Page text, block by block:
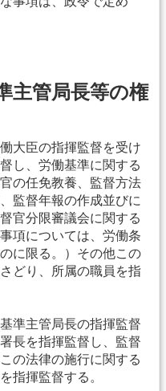
主管局長等の権
大臣の指揮監督を受け
し、労働基準に関する
の任免教養、監督方法
監督年報の作成並びに
官分限審議会に関する
項については、労働条
に限る。）その他この
どり、所属の職員を指
準主管局長の指揮監督
長を指揮監督し、監督
の法律の施行に関する
指揮監督する。